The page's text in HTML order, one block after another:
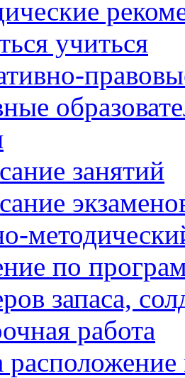
учиться
занятий
по
запаса,
работа